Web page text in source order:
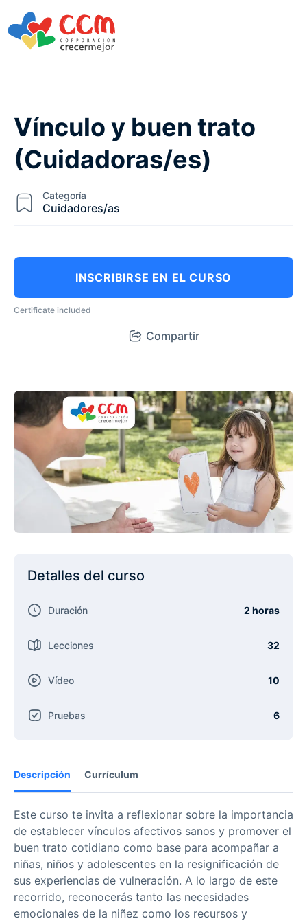
Categoría
Cuidadores/as
Vínculo y buen trato
(Cuidadoras/es)
Descripción Currículum
Este curso te invita a reflexionar sobre la importancia
de establecer vínculos afectivos sanos y promover el
buen trato cotidiano como base para acompañar a
niñas, niños y adolescentes en la resignificación de
sus experiencias de vulneración. A lo largo de este
recorrido, reconocerás tanto las necesidades
emocionales de la niñez como los recursos y
INSCRIBIRSE EN EL CURSO
Certificate included
Compartir
Detalles del curso
Duración 2 horas
Lecciones 32
Vídeo 10
Pruebas 6